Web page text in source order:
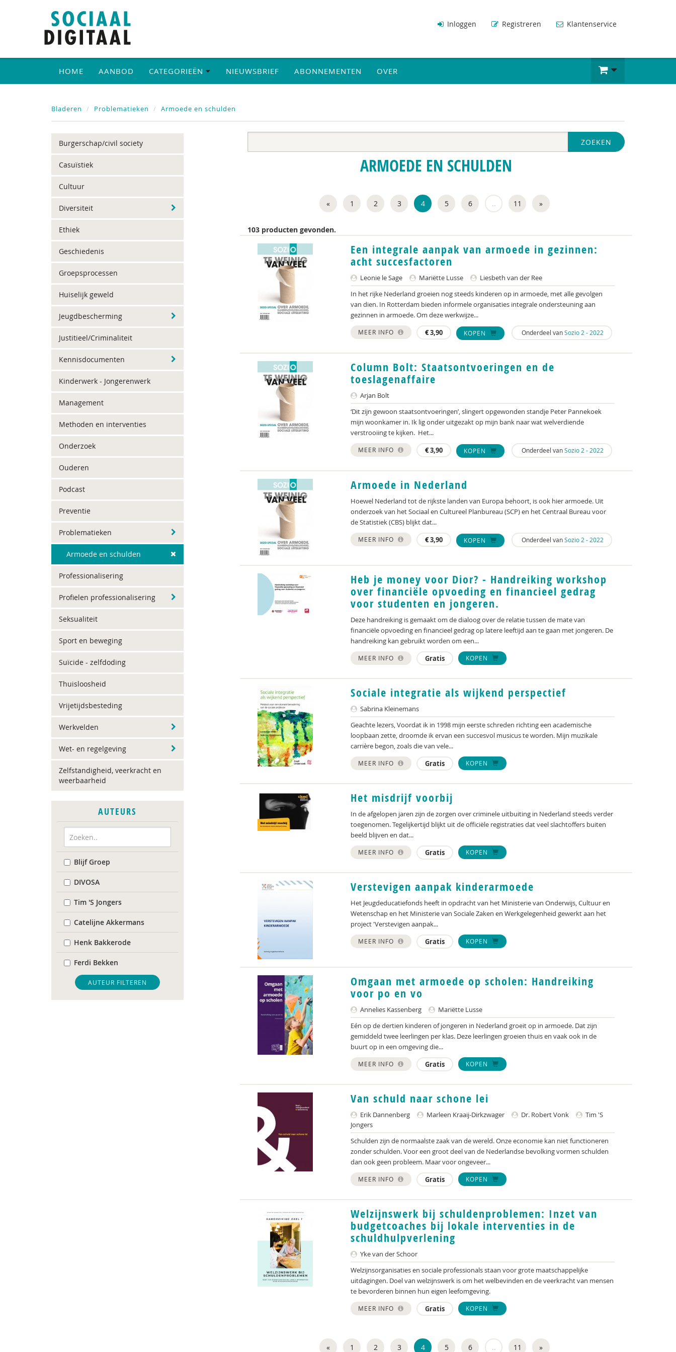
Inloggen Registreren Klantenservice
HOME AANBOD CATEGORIEËN NIEUWSBRIEF ABONNEMENTEN OVER
Bladeren Problematieken Armoede en schulden
Burgerschap/civil society
Casuïstiek
Cultuur
Diversiteit
Ethiek
Geschiedenis
Groepsprocessen
Huiselijk geweld
Jeugdbescherming
Justitieel/Criminaliteit
Kennisdocumenten
Kinderwerk - Jongerenwerk
Management
Methoden en interventies
Onderzoek
Ouderen
Podcast
Preventie
Problematieken
Armoede en schulden
Professionalisering
Profielen professionalisering
Seksualiteit
Sport en beweging
Suïcide - zelfdoding
Thuisloosheid
Vrijetijdsbesteding
Werkvelden
Wet- en regelgeving
Zelfstandigheid, veerkracht en
weerbaarheid
AUTEURS
Blijf Groep
DIVOSA
Tim 'S Jongers
Catelijne Akkermans
Henk Bakkerode
Ferdi Bekken
Jeroen Boekhoven
Ben Boksebeld
AUTEUR FILTEREN
ZOEKEN
ARMOEDE EN SCHULDEN
« 1 2 3 4 5 6 .. 11 »
103 producten gevonden.
Een integrale aanpak van armoede in gezinnen:
acht succesfactoren
Leonie le Sage Mariëtte Lusse
Liesbeth van der Ree
In het rijke Nederland groeien nog steeds kinderen op in armoede, met alle gevolgen
van dien. In Rotterdam bieden informele organisaties integrale ondersteuning aan
gezinnen in armoede. Om deze werkwijze...
MEER INFO €3,90 KOPEN Onderdeel vanSozio 2 - 2022
Column Bolt: Staatsontvoeringen en de
toeslagenaffaire
Arjan Bolt
‘Dit zijn gewoon staatsontvoeringen’, slingert opgewonden standje Peter Pannekoek
mijn woonkamer in. Ik lig onder­ uitgezakt op mijn bank naar wat welverdiende
verstrooiing te kijken. Het...
MEER INFO €3,90 KOPEN Onderdeel vanSozio 2 - 2022
Armoede in Nederland
Hoewel Nederland tot de rijkste landen van Europa behoort, is ook hier armoede. Uit
onderzoek van het Sociaal en Cultureel Planbureau (SCP) en het Centraal Bureau voor
de Statistiek (CBS) blijkt dat...
MEER INFO €3,90 KOPEN Onderdeel vanSozio 2 - 2022
Heb je money voor Dior? - Handreiking workshop
over financiële opvoeding en financieel gedrag
voor studenten en jongeren.
Deze handreiking is gemaakt om de dialoog over de relatie tussen de mate van
financiële opvoeding en financieel gedrag op latere leeftijd aan te gaan met jongeren. De
handreiking kan gebruikt worden om een...
MEER INFO Gratis KOPEN
Sociale integratie als wijkend perspectief
Sabrina Kleinemans
Geachte lezers, Voordat ik in 1998 mijn eerste schreden richting een academische
loopbaan zette, droomde ik ervan een succesvol musicus te worden. Mijn muzikale
carrière begon, zoals die van vele...
MEER INFO Gratis KOPEN
Het misdrijf voorbij
In de afgelopen jaren zijn de zorgen over criminele uitbuiting in Nederland steeds verder
toegenomen. Tegelijkertijd blijkt uit de officiële registraties dat veel slachtoffers buiten
beeld blijven en dat...
MEER INFO Gratis KOPEN
Verstevigen aanpak kinderarmoede
Het Jeugdeducatiefonds heeft in opdracht van het Ministerie van Onderwijs, Cultuur en
Wetenschap en het Ministerie van Sociale Zaken en Werkgelegenheid gewerkt aan het
project 'Verstevigen aanpak...
MEER INFO Gratis KOPEN
Omgaan met armoede op scholen: Handreiking
voor po en vo
Annelies Kassenberg
Mariëtte Lusse
Eén op de dertien kinderen of jongeren in Nederland groeit op in armoede. Dat zijn
gemiddeld twee leerlingen per klas. Deze leerlingen groeien thuis en vaak ook in de
buurt op in een omgeving die...
MEER INFO Gratis KOPEN
Van schuld naar schone lei
Erik Dannenberg Marleen Kraaij-Dirkzwager Dr. Robert Vonk
Tim 'S
Jongers
Schulden zijn de normaalste zaak van de wereld. Onze economie kan niet functioneren
zonder schulden. Voor een groot deel van de Nederlandse bevolking vormen schulden
dan ook geen probleem. Maar voor ongeveer...
MEER INFO Gratis KOPEN
Welzijnswerk bij schuldenproblemen: Inzet van
budgetcoaches bij lokale interventies in de
schuldhulpverlening
Yke van der Schoor
Welzijnsorganisaties en sociale professionals staan voor grote maatschappelijke
uitdagingen. Doel van welzijnswerk is om het welbevinden en de veerkracht van mensen
te bevorderen binnen hun eigen leefomgeving.
MEER INFO Gratis KOPEN
« 1 2 3 4 5 6 .. 11 »